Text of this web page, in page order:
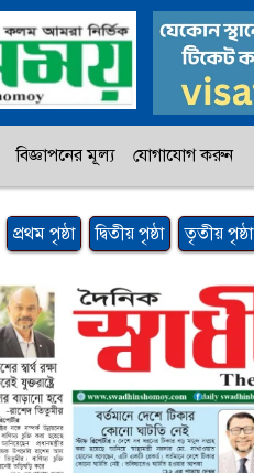
বিজ্ঞাপনের মূল্য যোগাযোগ করুন
প্রথম পৃষ্ঠা দ্বিতীয় পৃষ্ঠা তৃতীয় পৃষ্ঠা